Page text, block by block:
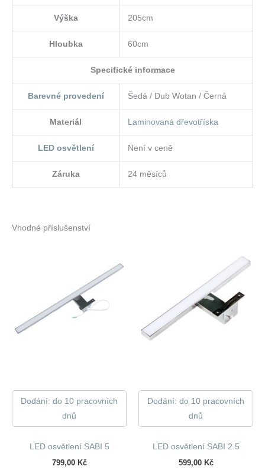
Výška 205cm
Hloubka 60cm
Specifické informace
Barevné provedení Šedá / Dub Wotan / Černá
Materiál Laminovaná dřevotříska
LED osvětlení Není v ceně
Záruka 24 měsíců
Vhodné příslušenství
Dodání: do 10 pracovních
dnů
LED osvětlení SABI 5
799,00 Kč
Dodání: do 10 pracovních
dnů
LED osvětlení SABI 2.5
599,00 Kč